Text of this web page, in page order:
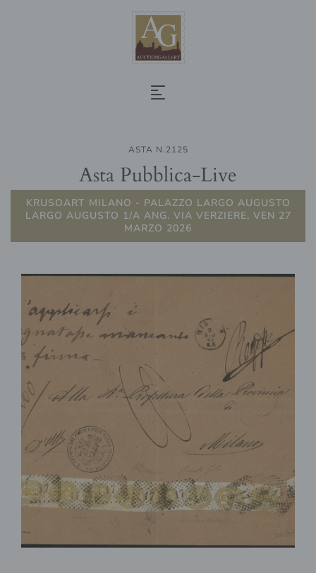
ASTA N.2125
Asta Pubblica-Live
KRUSOART MILANO - PALAZZO LARGO AUGUSTO
LARGO AUGUSTO 1/A ANG. VIA VERZIERE, VEN 27
MARZO 2026